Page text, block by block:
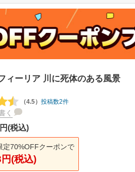
ィーリア 川に死体のある風景
（4.5） 投稿数2件
く
(税込)
定70%OFFクーポンで
(税込)